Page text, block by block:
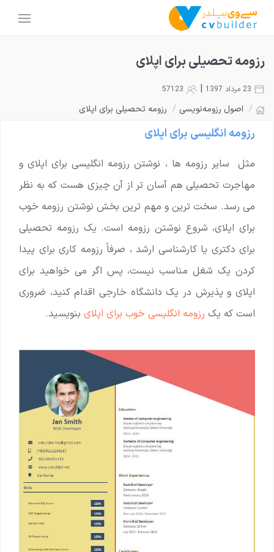
رزومه تحصیلی برای اپلای
|
/ اصول رزومه‌نویسی / رزومه تحصیلی برای اپلای
رزومه انگلیسی برای اپلای
مثل سایر رزومه ها ، نوشتن رزومه انگلیسی برای اپلای و
مهاجرت تحصیلی هم آسان تر از آن چیزی هست که به نظر
می رسد. سخت ترین و مهم ترین بخش نوشتن رزومه خوب
برای اپلای، شروع نوشتن رزومه است. یک رزومه تحصیلی
برای دکتری یا کارشناسی ارشد ، صرفاً رزومه کاری برای پیدا
کردن یک شغل مناسب نیست، پس اگر می خواهید برای
اپلای و پذیرش در یک دانشگاه خارجی اقدام کنید، ضروری
است که یک رزومه انگلیسی خوب برای اپلای بنویسید.